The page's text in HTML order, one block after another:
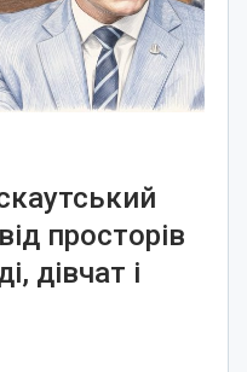
просторів
дівчат і